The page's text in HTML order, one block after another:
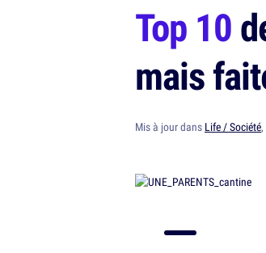
Top 10
mais
Mis à jour dans Life / Société